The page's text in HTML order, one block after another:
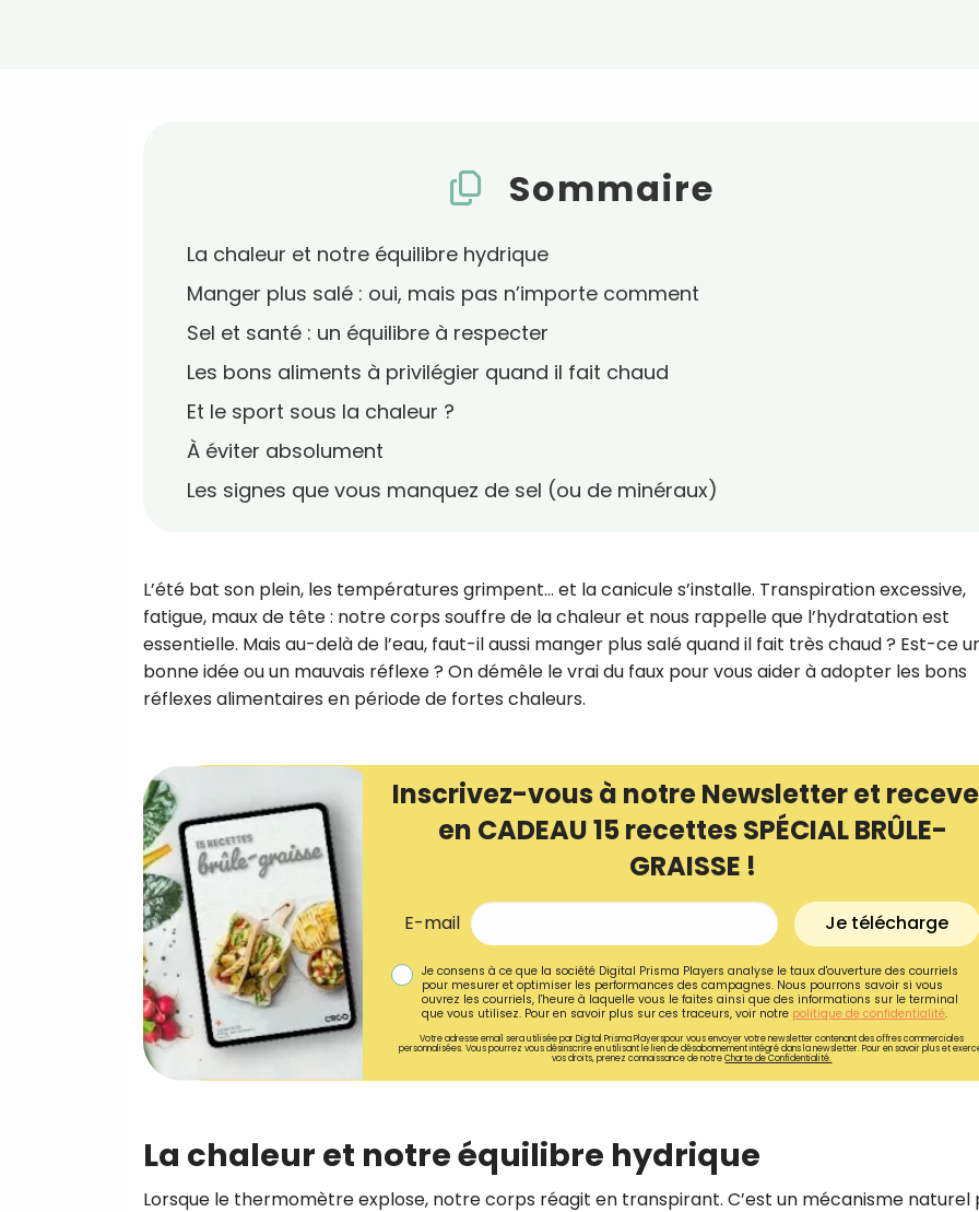
Sommaire
La chaleur et notre équilibre hydrique
Manger plus salé : oui, mais pas n’importe comment
Sel et santé : un équilibre à respecter
Les bons aliments à privilégier quand il fait chaud
Et le sport sous la chaleur ?
À éviter absolument
Les signes que vous manquez de sel (ou de minéraux)
L’été bat son plein, les températures grimpent… et la canicule s’installe. Transpiration excessive,
fatigue, maux de tête : notre corps souffre de la chaleur et nous rappelle que l’hydratation est
essentielle. Mais au-delà de l’eau, faut-il aussi manger plus salé quand il fait très chaud ? Est-ce
bonne idée ou un mauvais réflexe ? On démêle le vrai du faux pour vous aider à adopter les bons
réflexes alimentaires en période de fortes chaleurs.
Inscrivez-vous à notre Newsletter et
en CADEAU 15 recettes SPÉCIAL BRÛLE-
GRAISSE !
E-mail Je télécharge
Je consens à ce que la société Digital Prisma Players analyse le taux d'ouverture des courriels
pour mesurer et optimiser les performances des campagnes. Nous pourrons savoir si vous
ouvrez les courriels, l'heure à laquelle vous le faites ainsi que des informations sur le terminal
que vous utilisez. Pour en savoir plus sur ces traceurs, voir notre politique de confidentialité.
Votre adresse email sera utilisée par Digital Prisma Playerspour vous envoyer votre newsletter contenant des offres commerciales
personnalisées. Vous pourrez vous désinscrire en utilisant le lien de désabonnement intégré dans la newsletter. Pour en savoir plus et
vos droits, prenez connaissance de notreCharte de Confidentialité.
La chaleur et notre équilibre hydrique
Lorsque le thermomètre explose, notre corps réagit en transpirant. C’est un mécanisme naturel
Recevez
!
Ainsi que la newsletter